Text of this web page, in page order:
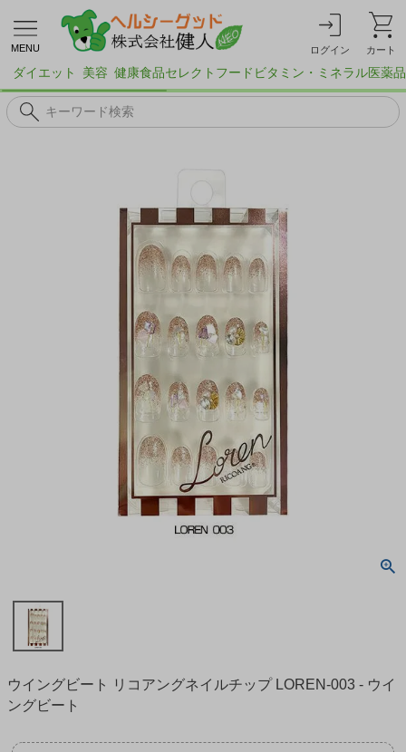
MENU ログイン カート
ダイエット 美容 健康食品セレクトフード ビタミン・ミネラル医薬品
ウイングビート リコアングネイルチップ LOREN-003 - ウイ
ングビート